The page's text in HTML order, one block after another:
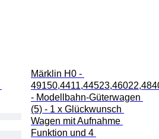
Märklin H0 -
- Modellbahn-Güterwagen
(5) - 1 x Glückwunsch
Wagen mit Aufnahme
Funktion und 4